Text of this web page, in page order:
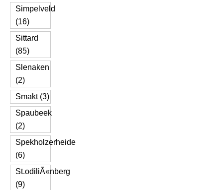
Simpelveld
(16)
Sittard
(85)
Slenaken
(2)
Smakt (3)
Spaubeek
(2)
Spekholzerheide
(6)
St.odiliÃ«nberg
(9)